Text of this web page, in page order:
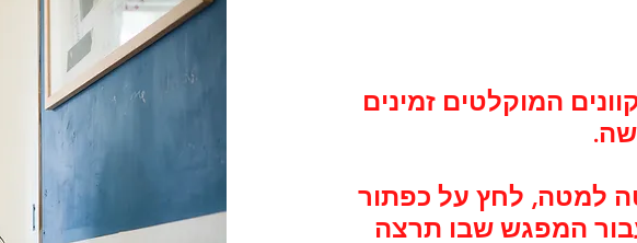
המוקלטים זמינים
למטה, לחץ על כפתור
המפגש שבו תרצה